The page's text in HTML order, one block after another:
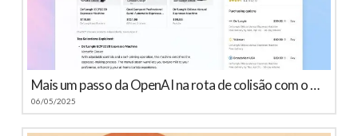
Mais um passo da OpenAI na rota de colisão com o Google
06/05/2025